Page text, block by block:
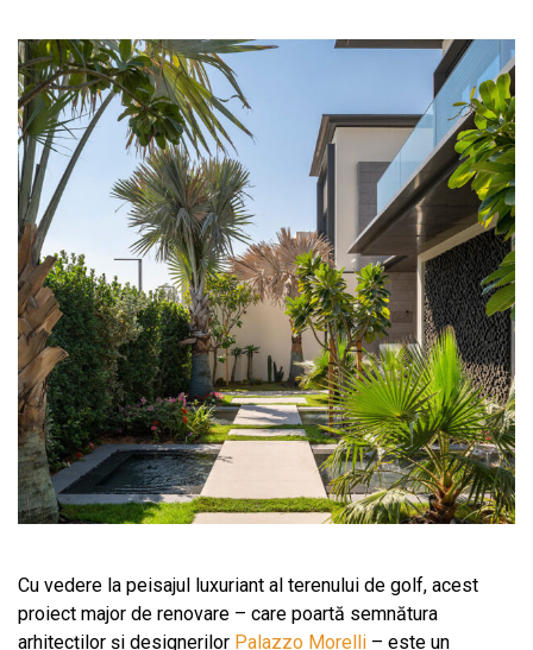
Cu vedere la peisajul luxuriant al terenului de golf, acest
proiect major de renovare – care poartă semnătura
arhitecților şi designerilor Palazzo Morelli – este un